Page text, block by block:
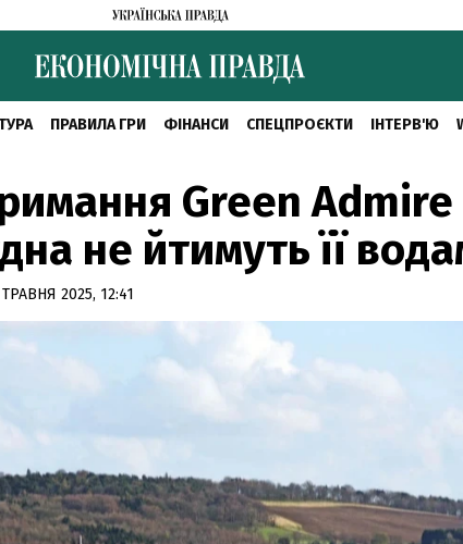
ПРАВИЛА ГРИ ФІНАНСИ СПЕЦПРОЄКТИ ІНТЕРВ'Ю
Green Admire
не йтимуть її
2025, 12:41